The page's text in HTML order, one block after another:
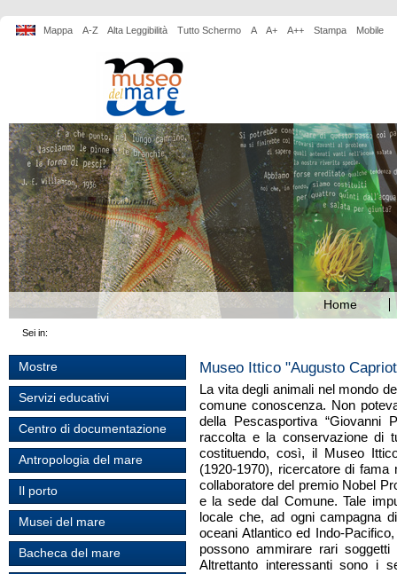
Mappa A-Z Alta Leggibilità Tutto Schermo A A+ A++ Stampa Mobile
Home
Sei in:
Mostre
Servizi educativi
Centro di documentazione
Antropologia del mare
Il porto
Musei del mare
Bacheca del mare
Museo Ittico "Augusto
La vita degli animali nel mondo
comune conoscenza. Non
della Pescasportiva “Giovanni
raccolta e la conservazione di
costituendo, così, il Museo
(1920-1970), ricercatore di
collaboratore del premio Nobel
e la sede dal Comune. Tale
locale che, ad ogni campagna
oceani Atlantico ed Indo-
possono ammirare rari
Altrettanto interessanti sono i